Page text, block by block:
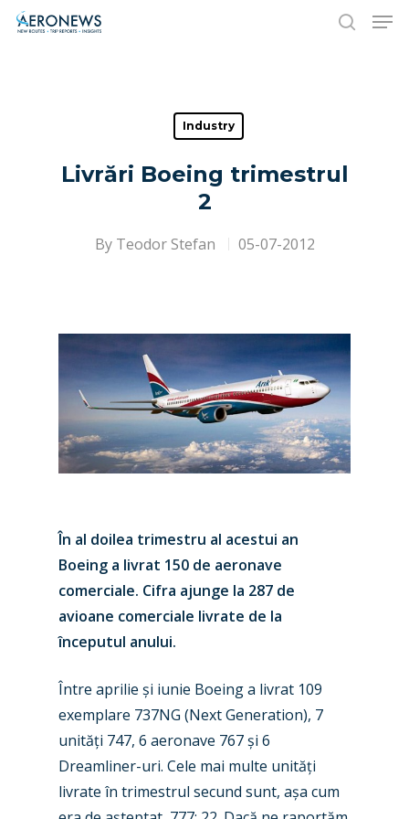
Hit enter to search or ESC to close
Industry
Livrări Boeing trimestrul
2
By Teodor Stefan 05-07-2012
În al doilea trimestru al acestui an
Boeing a livrat 150 de aeronave
comerciale. Cifra ajunge la 287 de
avioane comerciale livrate de la
începutul anului.
Între aprilie și iunie Boeing a livrat 109
exemplare 737NG (Next Generation), 7
unități 747, 6 aeronave 767 și 6
Dreamliner-uri. Cele mai multe unități
livrate în trimestrul secund sunt, așa cum
Industry
Accidents / Incidents
Airshows
Dubai 2025
Paris 2025
Business Jets